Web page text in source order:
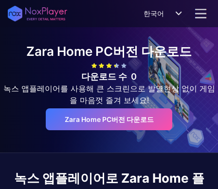
한국어
Zara Home PC버전 다운로드
다운로드 수 0
녹스 앱플레이어를 사용해 큰 스크린으로 발열현상 없이 게임
을 마음껏 즐겨 보세요!
Zara Home PC버전 다운로드
녹스 앱플레이어로 Zara Home 플